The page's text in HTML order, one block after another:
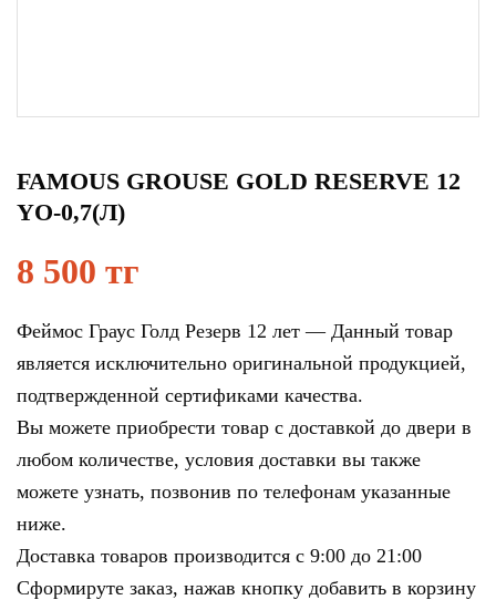
FAMOUS GROUSE GOLD RESERVE 12
YO-0,7(Л)
8 500 тг
Феймос Граус Голд Резерв 12 лет — Данный товар
является исключительно оригинальной продукцией,
подтвержденной сертификами качества.
Вы можете приобрести товар с доставкой до двери в
любом количестве, условия доставки вы также
можете узнать, позвонив по телефонам указанные
ниже.
Доставка товаров производится с 9:00 до 21:00
Сформируте заказ, нажав кнопку добавить в корзину